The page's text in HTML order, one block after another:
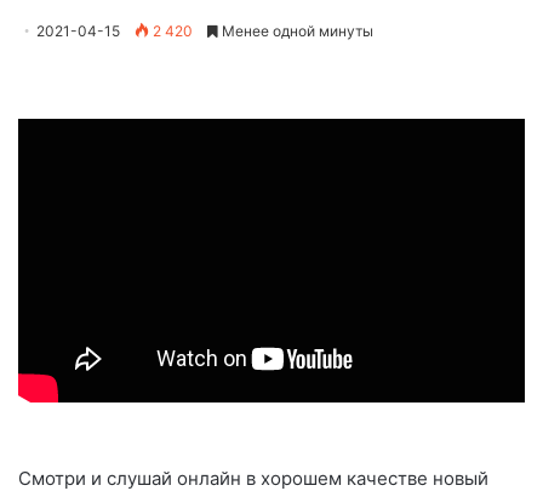
2021-04-15 2 420 Менее одной минуты
Смотри и слушай онлайн в хорошем качестве новый